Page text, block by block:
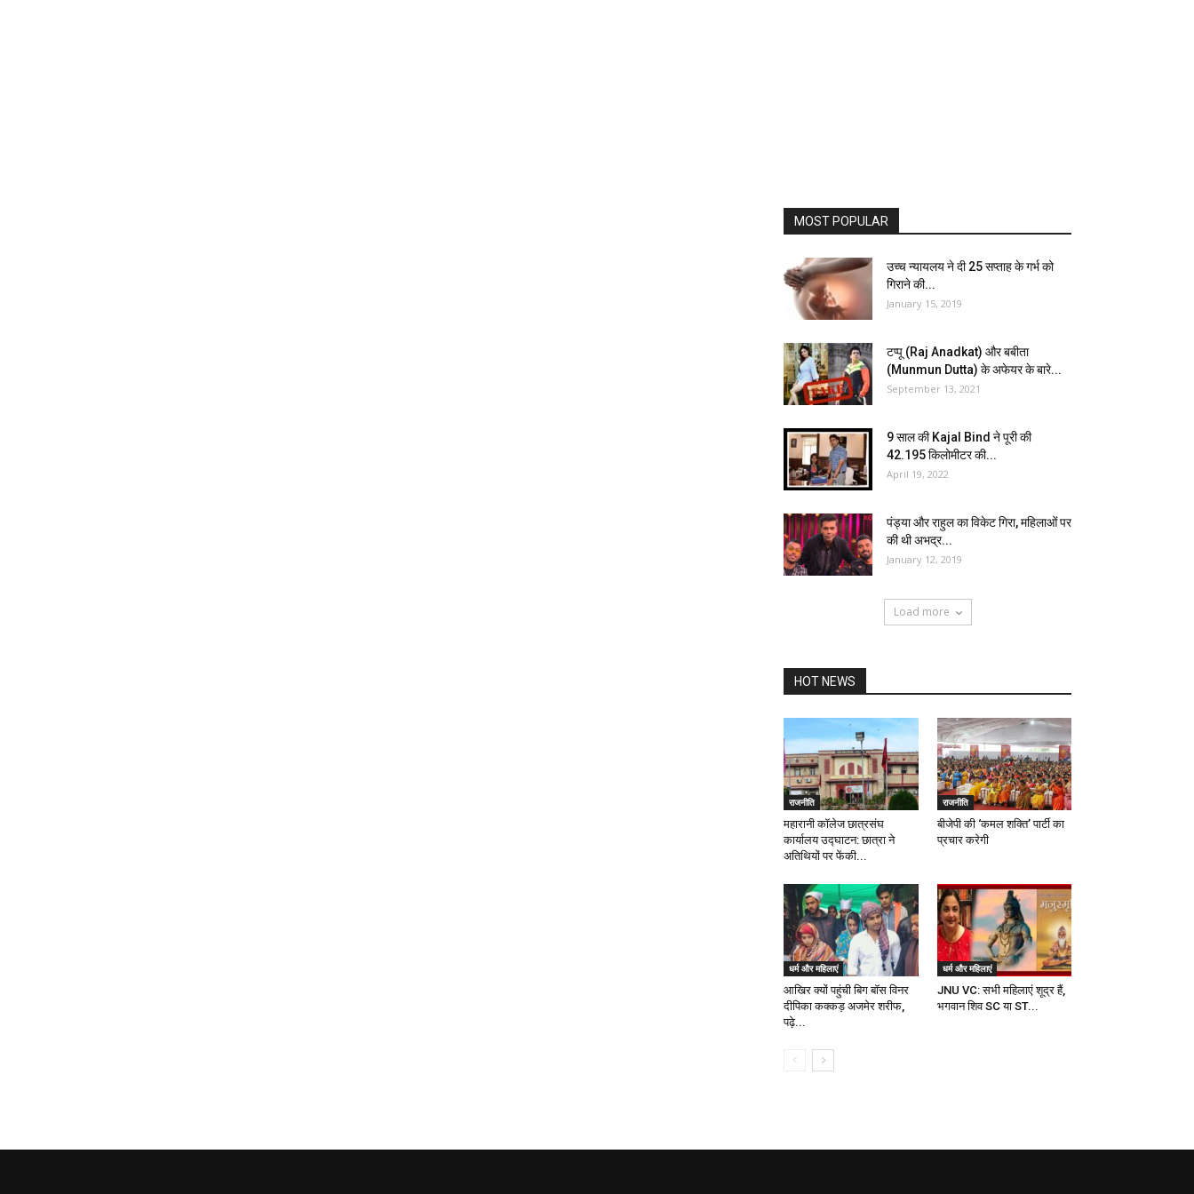
MOST POPULAR
उच्च न्यायलय ने दी 25 सप्ताह के गर्भ को
गिराने की...
January 15, 2019
टप्पू (Raj Anadkat) और बबीता
(Munmun Dutta) के अफेयर के बारे...
September 13, 2021
9 साल की Kajal Bind ने पूरी की
42.195 किलोमीटर की...
April 19, 2022
पंड्या और राहुल का विकेट गिरा, महिलाओं पर
की थी अभद्र...
January 12, 2019
Load more
HOT NEWS
राजनीति
महारानी कॉलेज छात्रसंघ
कार्यालय उद्घाटन: छात्रा ने
अतिथियों पर फेंकी...
राजनीति
बीजेपी की ‘कमल शक्ति’ पार्टी का
प्रचार करेगी
धर्म और महिलाएं
आखिर क्यों पहुंची बिग बॉस विनर
दीपिका कक्कड़ अजमेर शरीफ,
पढ़े...
धर्म और महिलाएं
JNU VC: सभी महिलाएं शूद्र हैं,
भगवान शिव SC या ST...